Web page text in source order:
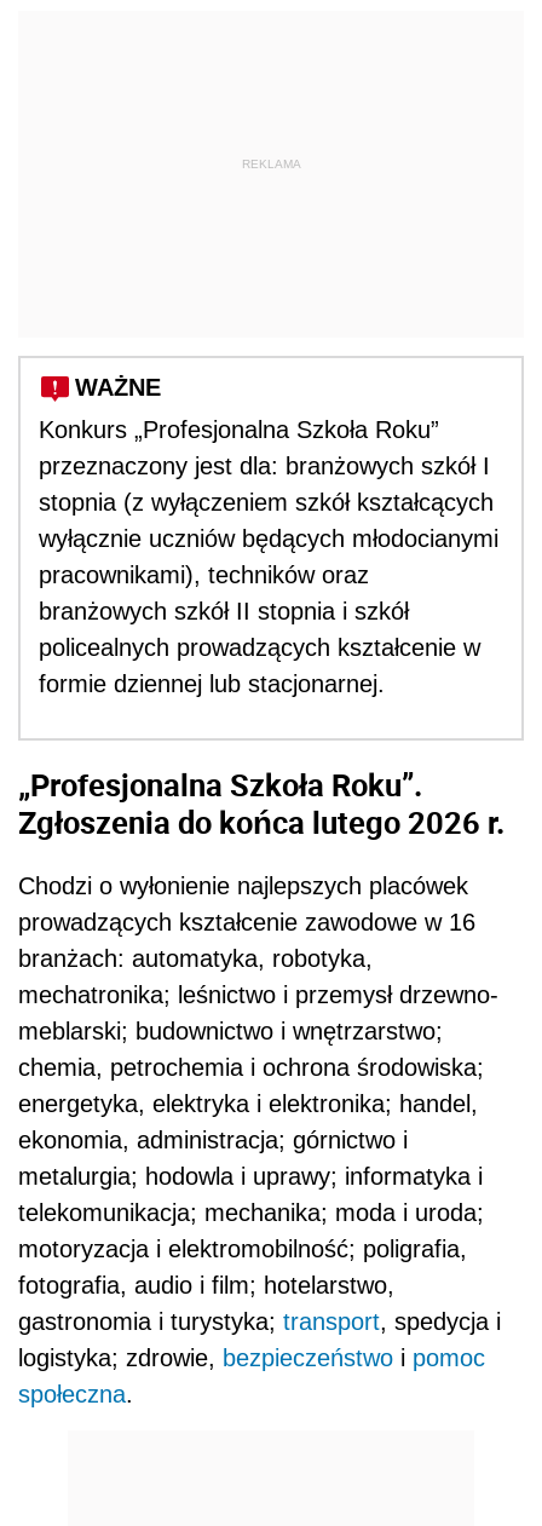
REKLAMA
WAŻNE
Konkurs „Profesjonalna Szkoła Roku”
przeznaczony jest dla: branżowych szkół I
stopnia (z wyłączeniem szkół kształcących
wyłącznie uczniów będących młodocianymi
pracownikami), techników oraz
branżowych szkół II stopnia i szkół
policealnych prowadzących kształcenie w
formie dziennej lub stacjonarnej.
„Profesjonalna Szkoła Roku”.
Zgłoszenia do końca lutego 2026 r.
Chodzi o wyłonienie najlepszych placówek
prowadzących kształcenie zawodowe w 16
branżach: automatyka, robotyka,
mechatronika; leśnictwo i przemysł drzewno-
meblarski; budownictwo i wnętrzarstwo;
chemia, petrochemia i ochrona środowiska;
energetyka, elektryka i elektronika; handel,
ekonomia, administracja; górnictwo i
metalurgia; hodowla i uprawy; informatyka i
telekomunikacja; mechanika; moda i uroda;
motoryzacja i elektromobilność; poligrafia,
fotografia, audio i film; hotelarstwo,
gastronomia i turystyka; transport, spedycja i
logistyka; zdrowie, bezpieczeństwo i pomoc
społeczna.